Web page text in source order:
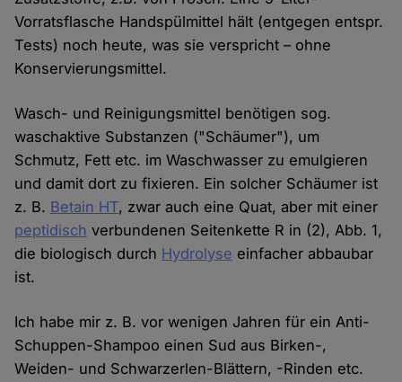
Vorratsflasche Handspülmittel hält (entgegen entspr.
Tests) noch heute, was sie verspricht – ohne
Konservierungsmittel.
Wasch- und Reinigungsmittel benötigen sog.
waschaktive Substanzen ("Schäumer"), um
Schmutz, Fett etc. im Waschwasser zu emulgieren
und damit dort zu fixieren. Ein solcher Schäumer ist
z. B. Betain HT, zwar auch eine Quat, aber mit einer
peptidisch verbundenen Seitenkette R in (2), Abb. 1,
die biologisch durch Hydrolyse einfacher abbaubar
ist.
Ich habe mir z. B. vor wenigen Jahren für ein Anti-
Schuppen-Shampoo einen Sud aus Birken-,
Weiden- und Schwarzerlen-Blättern, -Rinden etc.